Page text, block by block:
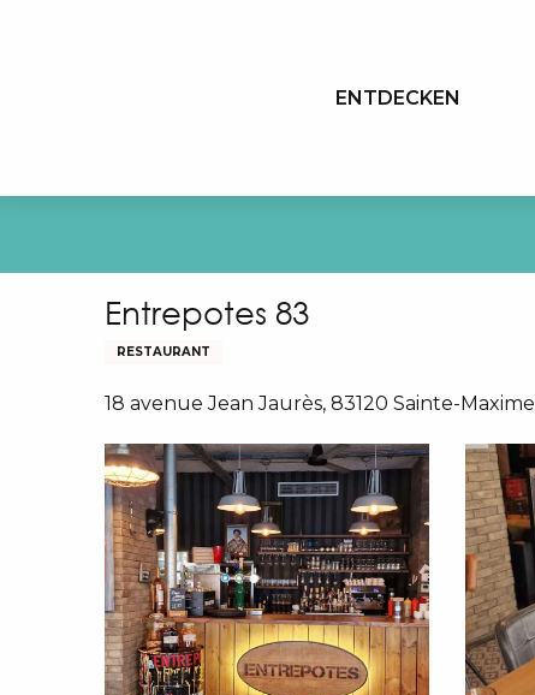
ENTDECKEN
Entrepotes 83
RESTAURANT
18 avenue Jean Jaurès, 83120 Sainte-Maxime